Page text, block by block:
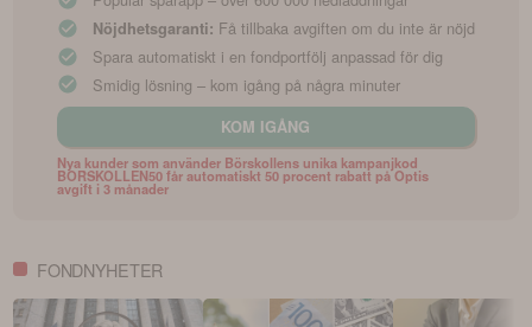
Nöjdhetsgaranti: Få tillbaka avgiften om du inte är nöjd
Spara automatiskt i en fondportfölj anpassad för dig
Smidig lösning – kom igång på några minuter
KOM IGÅNG
Nya kunder som använder Börskollens unika kampanjkod
BORSKOLLEN50 får automatiskt 50 procent rabatt på Optis
avgift i 3 månader
FONDNYHETER